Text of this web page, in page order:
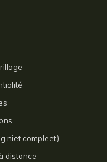
niet compleet)
distance